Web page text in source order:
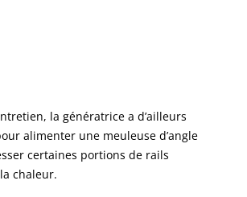
la génératrice a d’ailleurs
alimenter une meuleuse d’angle
certaines portions de rails
chaleur.